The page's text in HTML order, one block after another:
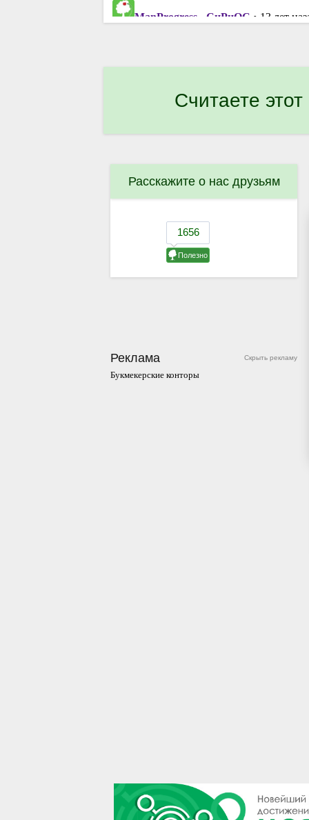
Считаете
Расскажите о нас друзьям
Скрыть рекламу
Реклама
Букмекерские конторы